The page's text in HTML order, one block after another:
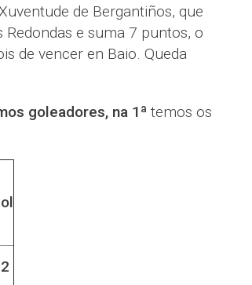
de Bergantiños, que
e suma 7 puntos, o
de vencer en Baio. Queda
goleadores, na 1ª temos os